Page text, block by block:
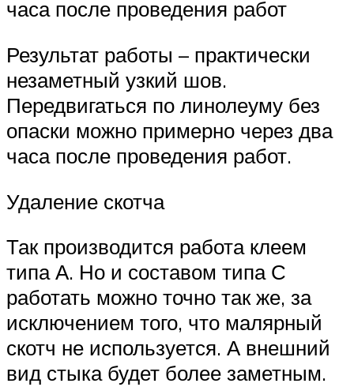
часа после проведения работ
Результат работы – практически
незаметный узкий шов.
Передвигаться по линолеуму без
опаски можно примерно через два
часа после проведения работ.
Удаление скотча
Так производится работа клеем
типа А. Но и составом типа С
работать можно точно так же, за
исключением того, что малярный
скотч не используется. А внешний
вид стыка будет более заметным.